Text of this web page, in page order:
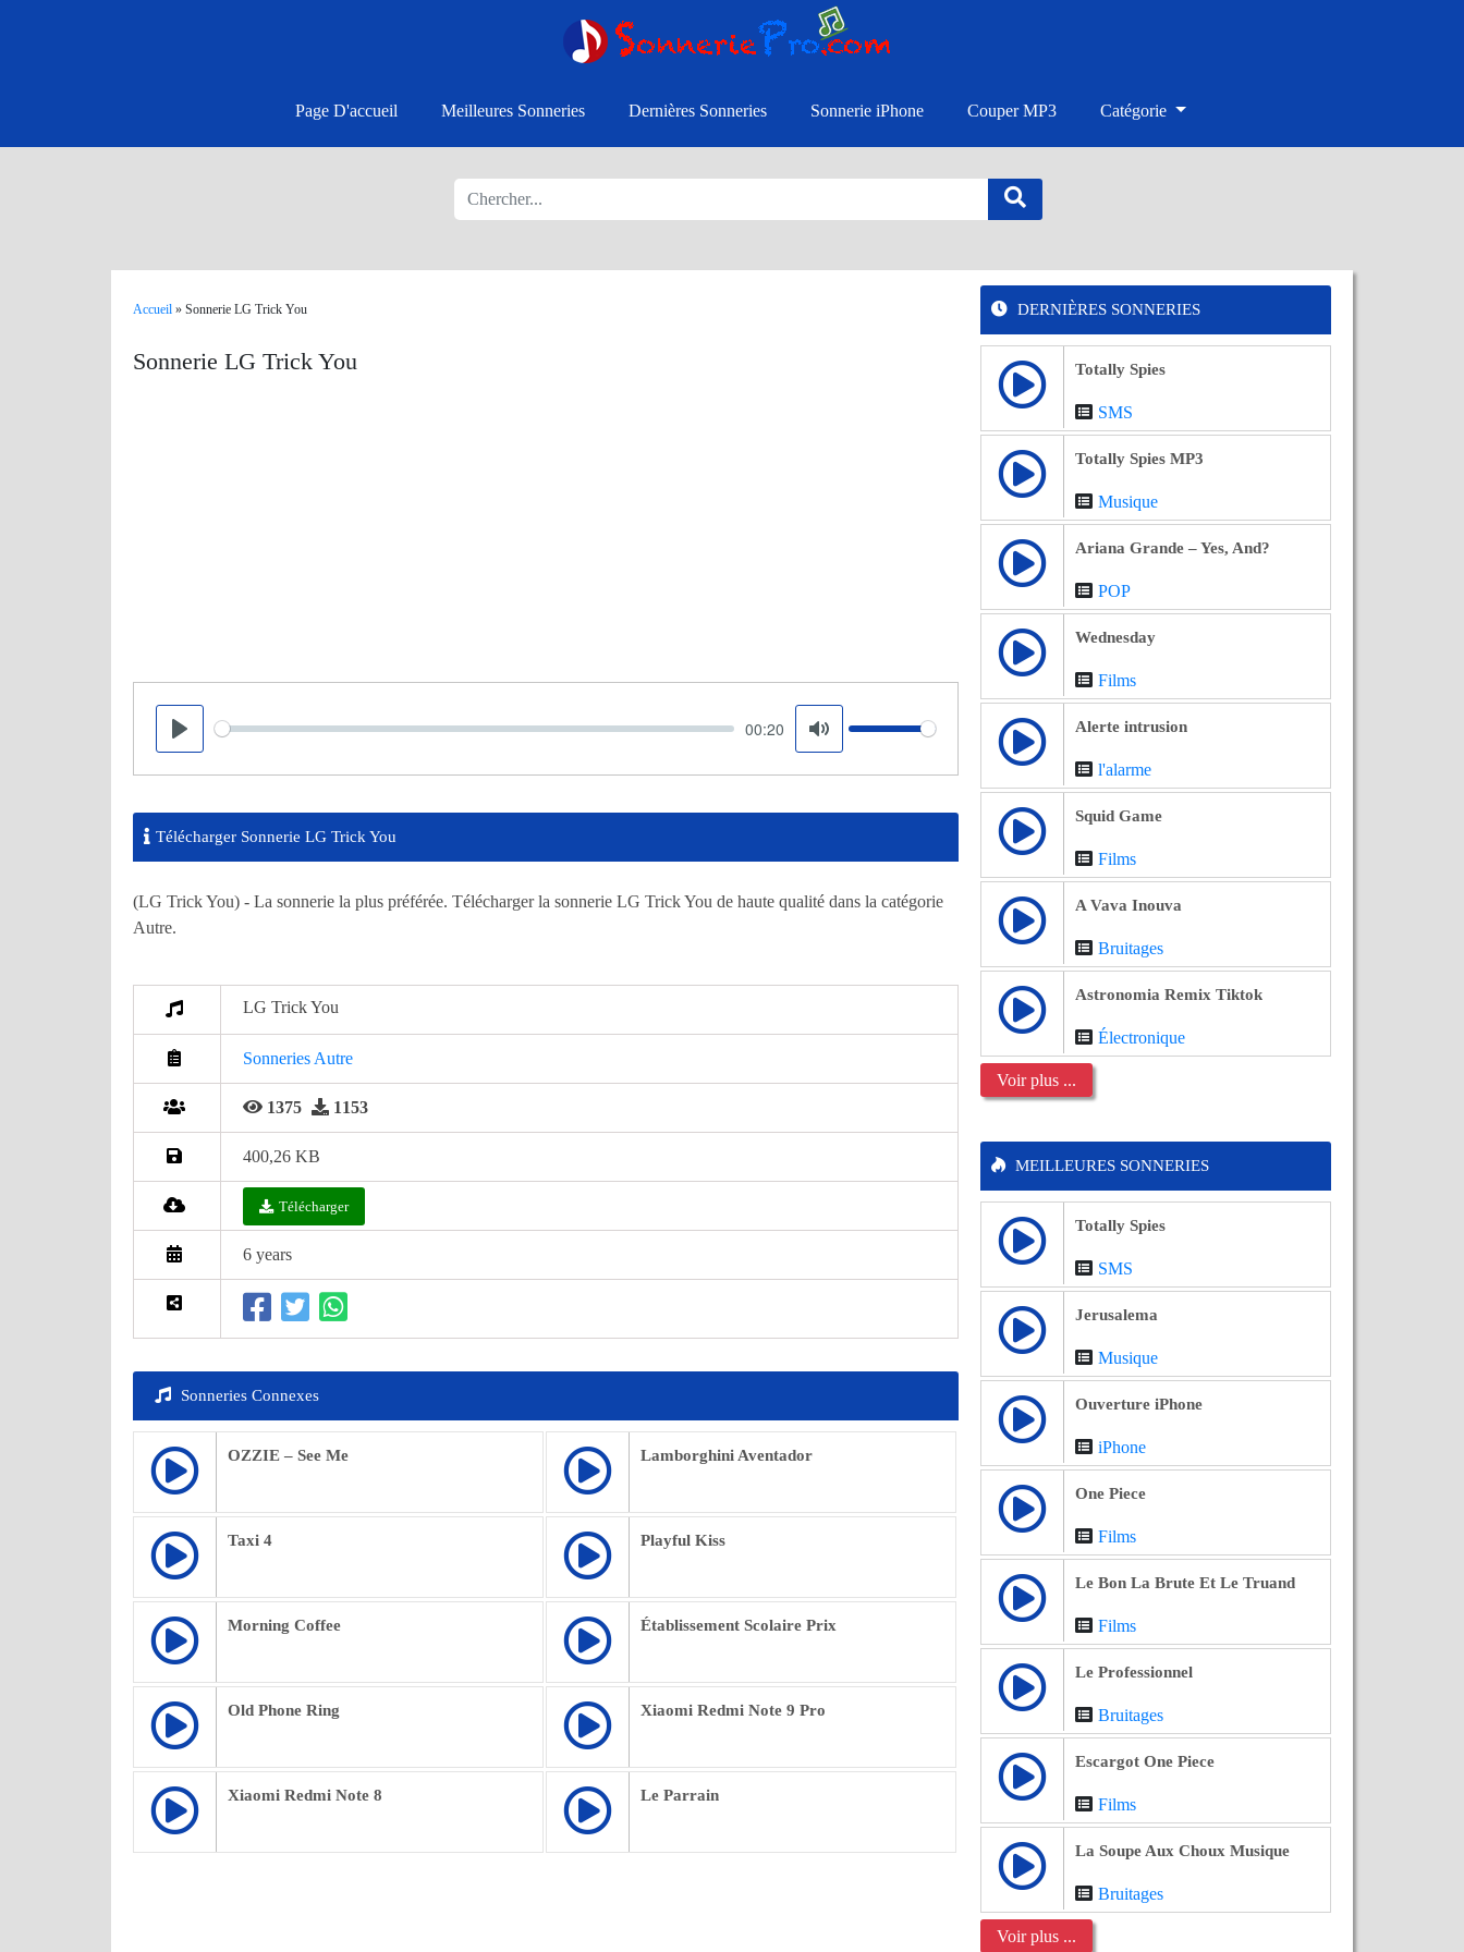
Page D'accueil Meilleures Sonneries Dernières Sonneries Sonnerie iPhone Couper MP3 Catégorie
Accueil » Sonnerie LG Trick You
Sonnerie LG Trick You
Play
Seek 00:20
Mute
Volume
Télécharger Sonnerie LG Trick You
(LG Trick You) - La sonnerie la plus préférée. Télécharger la sonnerie LG Trick You de haute qualité dans la catégorie
Autre.
LG Trick You
Sonneries Autre
1375 1153
400,26 KB
Télécharger
6 years
Sonneries Connexes
OZZIE – See Me Lamborghini Aventador
Taxi 4 Playful Kiss
Morning Coffee Établissement Scolaire Prix
Old Phone Ring Xiaomi Redmi Note 9 Pro
Xiaomi Redmi Note 8 Le Parrain
DERNIÈRES SONNERIES
Totally Spies
SMS
Totally Spies MP3
Musique
Ariana Grande – Yes, And?
POP
Wednesday
Films
Alerte intrusion
l'alarme
Squid Game
Films
A Vava Inouva
Bruitages
Astronomia Remix Tiktok
Électronique
Voir plus ...
MEILLEURES SONNERIES
Totally Spies
SMS
Jerusalema
Musique
Ouverture iPhone
iPhone
One Piece
Films
Le Bon La Brute Et Le Truand
Films
Le Professionnel
Bruitages
Escargot One Piece
Films
La Soupe Aux Choux Musique
Bruitages
Voir plus ...